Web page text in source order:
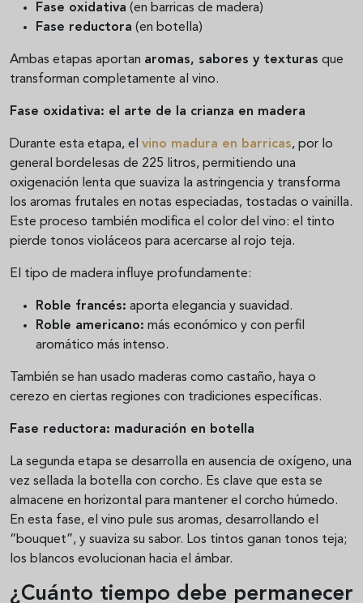
Fase oxidativa (en barricas de madera)
Fase reductora (en botella)
Ambas etapas aportan aromas, sabores y texturas que
transforman completamente al vino.
Fase oxidativa: el arte de la crianza en madera
Durante esta etapa, el vino madura en barricas, por lo
general bordelesas de 225 litros, permitiendo una
oxigenación lenta que suaviza la astringencia y transforma
los aromas frutales en notas especiadas, tostadas o vainilla.
Este proceso también modifica el color del vino: el tinto
pierde tonos violáceos para acercarse al rojo teja.
El tipo de madera influye profundamente:
Roble francés: aporta elegancia y suavidad.
Roble americano: más económico y con perfil
aromático más intenso.
También se han usado maderas como castaño, haya o
cerezo en ciertas regiones con tradiciones específicas.
Fase reductora: maduración en botella
La segunda etapa se desarrolla en ausencia de oxígeno, una
vez sellada la botella con corcho. Es clave que esta se
almacene en horizontal para mantener el corcho húmedo.
En esta fase, el vino pule sus aromas, desarrollando el
“bouquet”, y suaviza su sabor. Los tintos ganan tonos teja;
los blancos evolucionan hacia el ámbar.
¿Cuánto tiempo debe permanecer